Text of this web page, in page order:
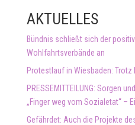
h
e
n
AKTUELLES
Bündnis schließt sich der
Wohlfahrtsverbände an
Protestlauf in Wiesbaden: Trotz
PRESSEMITTEILUNG: Sorgen
„Finger weg vom Sozialetat“ –
Gefährdet: Auch die Projekte